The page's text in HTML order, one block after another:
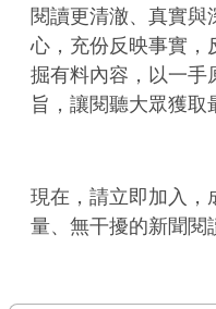
閱讀更清澈、真實與
心，充份反映事實，
掘有料內容，以一手
旨，讓閱聽大眾獲取
現在，請立即加入，
量、無干擾的新聞閱